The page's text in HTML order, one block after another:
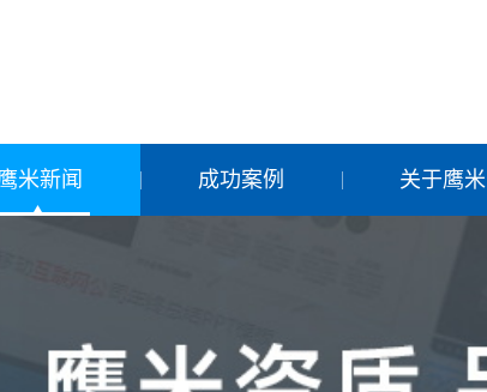
米新闻 成功案例 关于鹰米